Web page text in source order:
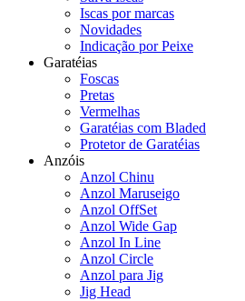
Iscas por marcas
Novidades
Indicação por Peixe
Garatéias
Foscas
Pretas
Vermelhas
Garatéias com Bladed
Protetor de Garatéias
Anzóis
Anzol Chinu
Anzol Maruseigo
Anzol OffSet
Anzol Wide Gap
Anzol In Line
Anzol Circle
Anzol para Jig
Jig Head